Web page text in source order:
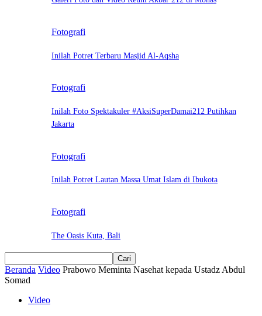
Fotografi
Inilah Potret Terbaru Masjid Al-Aqsha
Fotografi
Inilah Foto Spektakuler #AksiSuperDamai212 Putihkan
Jakarta
Fotografi
Inilah Potret Lautan Massa Umat Islam di Ibukota
Fotografi
The Oasis Kuta, Bali
Beranda Video Prabowo Meminta Nasehat kepada Ustadz Abdul
Somad
Video